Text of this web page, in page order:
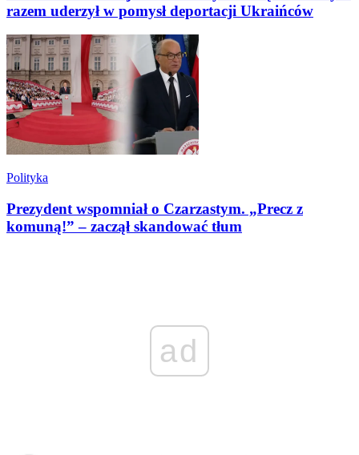
razem uderzył w pomysł deportacji Ukraińców
Polityka
Prezydent wspomniał o Czarzastym. „Precz z
komuną!” – zaczął skandować tłum
ad